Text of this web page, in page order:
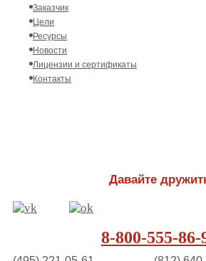
Заказчик
Цели
Ресурсы
Новости
Лицензии и сертификаты
Контакты
Давайте
8-800-555-86-